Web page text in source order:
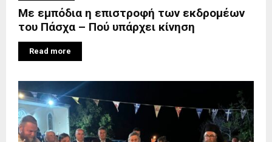
Με εμπόδια η επιστροφή των εκδρομέων
του Πάσχα – Πού υπάρχει κίνηση
Read more